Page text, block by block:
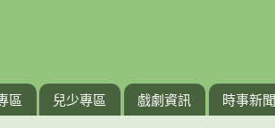
區 兒少專區 戲劇資訊 時事新聞